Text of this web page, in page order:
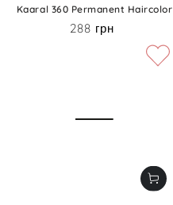
Kaaral 360 Permanent Haircolor
Цена
288 грн